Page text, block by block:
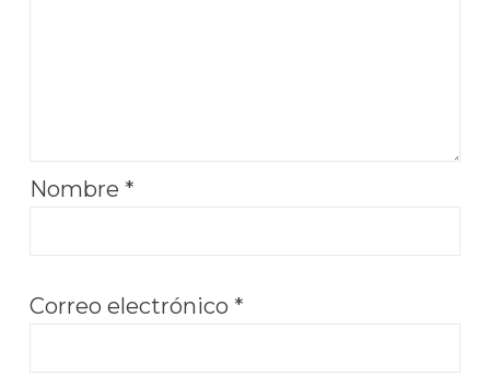
Nombre *
Correo electrónico *